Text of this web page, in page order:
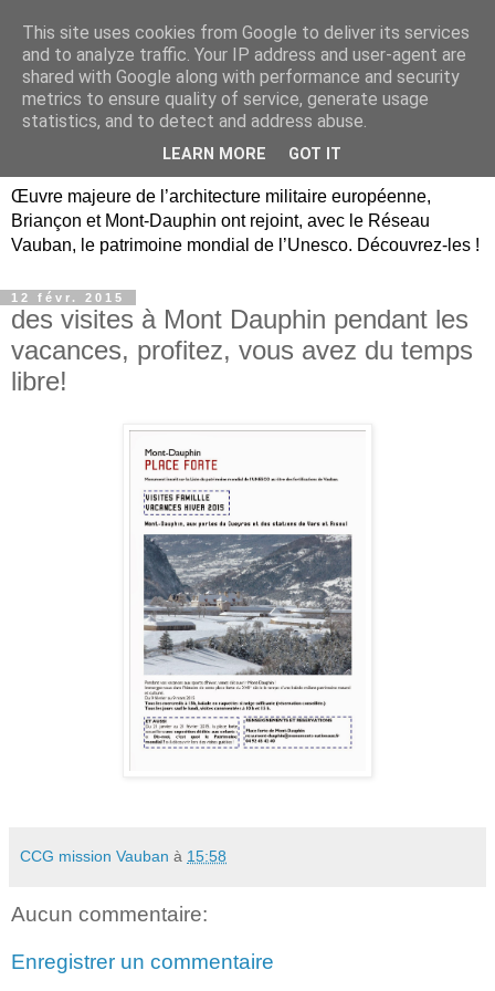
Briançon, Mont-Dauphin,
Vauban Unesco Hautes-
Œuvre majeure de l’architecture militaire européenne,
Briançon et Mont-Dauphin ont rejoint, avec le Réseau
Vauban, le patrimoine mondial de l’Unesco. Découvrez-les !
12 févr. 2015
des visites à Mont Dauphin pendant les
vacances, profitez, vous avez du temps
libre!
CCG mission Vauban à 15:58
Aucun commentaire:
Enregistrer un commentaire
This site uses cookies from Google to deliver its services
and to analyze traffic. Your IP address and user-agent are
shared with Google along with performance and security
metrics to ensure quality of service, generate usage
statistics, and to detect and address abuse.
LEARN MORE GOT IT